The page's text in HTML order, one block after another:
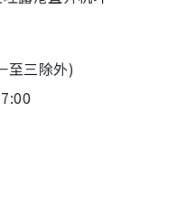
至三除外)